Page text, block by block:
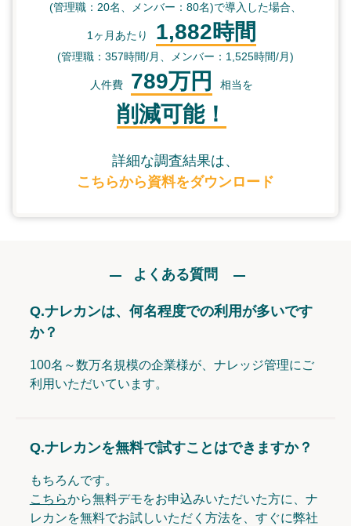
(管理職：20名、メンバー：80名)で導入した場合、
1ヶ月あたり 1,882時間
(管理職：357時間/月、メンバー：1,525時間/月)
人件費 789万円 相当を
削減可能！
詳細な調査結果は、
こちらから資料をダウンロード
よくある質問
Q.ナレカンは、何名程度での利用が多いです
か？
100名～数万名規模の企業様が、ナレッジ管理にご
利用いただいています。
Q.ナレカンを無料で試すことはできますか？
もちろんです。
こちらから無料デモをお申込みいただいた方に、ナ
レカンを無料でお試しいただく方法を、すぐに弊社